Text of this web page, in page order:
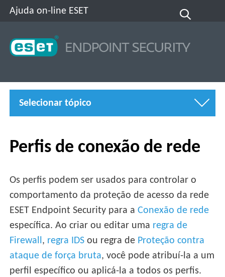
Ajuda on-line ESET
Selecionar tópico
Perfis de conexão de rede
Os perfis podem ser usados para controlar o
comportamento da proteção de acesso da rede
ESET Endpoint Security para aConexão de rede
específica. Ao criar ou editar uma regra de
Firewall, regra IDS ou regra de Proteção contra
ataque de força bruta, você pode atribuí-la a um
perfil específico ou aplicá-la a todos os perfis.